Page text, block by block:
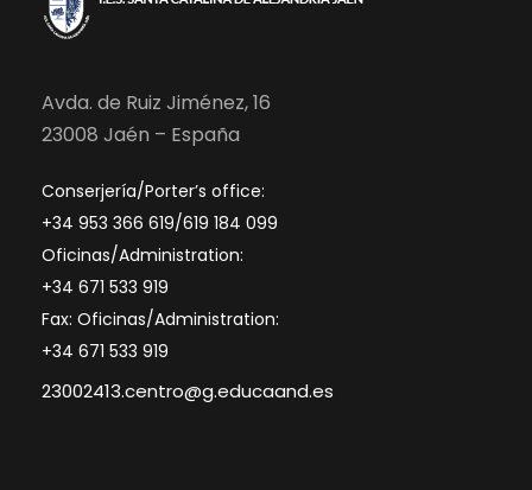
Avda. de Ruiz Jiménez, 16
23008 Jaén – España
Conserjería/Porter’s office:
+34 953 366 619/619 184 099
Oficinas/Administration:
+34 671 533 919
Fax: Oficinas/Administration:
+34 671 533 919
23002413.centro@g.educaand.es